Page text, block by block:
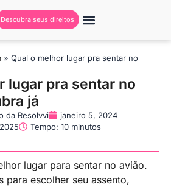
Descubra seus direitos
» Qual o melhor lugar pra sentar no
lugar pra sentar no
já
da Resolvvi
janeiro 5, 2024
Tempo: 10 minutos
lugar para sentar no avião.
para escolher seu assento,